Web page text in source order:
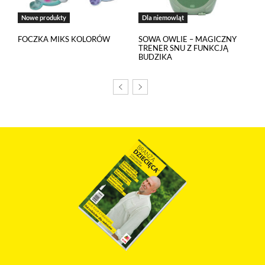
Nowe produkty
FOCZKA MIKS KOLORÓW
Dla niemowląt
SOWA OWLIE – MAGICZNY
TRENER SNU Z FUNKCJĄ
BUDZIKA